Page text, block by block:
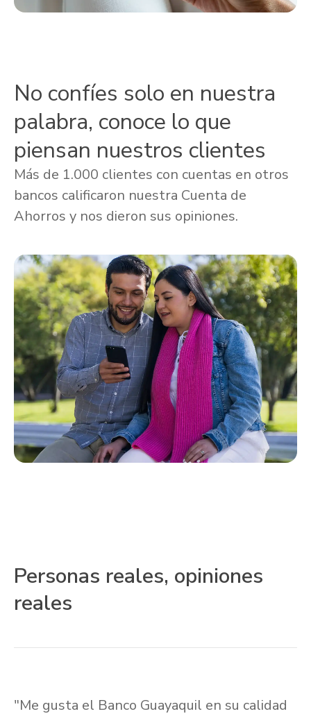
No confíes solo en nuestra
palabra, conoce lo que
piensan nuestros clientes
Más de 1.000 clientes con cuentas en otros
bancos calificaron nuestra Cuenta de
Ahorros y nos dieron sus opiniones.
Personas reales, opiniones
reales
"Me gusta el Banco Guayaquil en su calidad